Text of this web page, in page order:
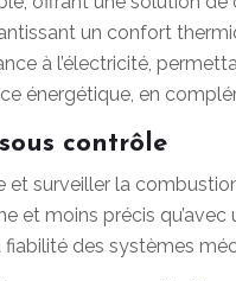
un confort
à l’électricité,
énergétique, en
contrôle
surveiller la
et moins précis
fiabilité des systèmes